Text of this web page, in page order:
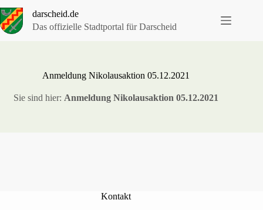
Inhalt
springen
darscheid.de
Das offizielle Stadtportal für Darscheid
Anmeldung Nikolausaktion 05.12.2021
Sie sind hier: Anmeldung Nikolausaktion 05.12.2021
Kontakt